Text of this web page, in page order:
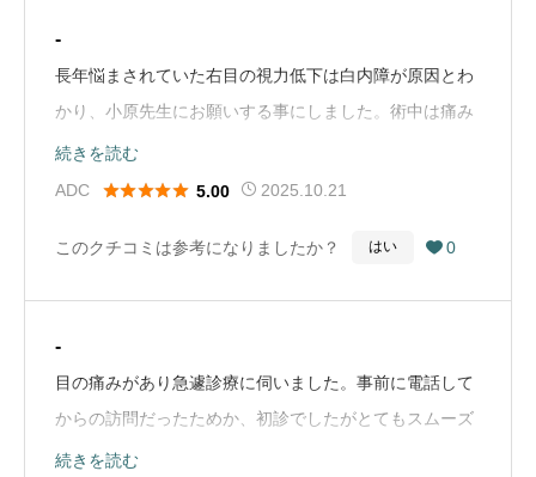
-
長年悩まされていた右目の視力低下は白内障が原因とわ
かり、小原先生にお願いする事にしました。術中は痛み
もなかったうえ、術後は今までの症状が全くなくなりと
ても快適に過ごす事ができています。夜の車の運転も安
た。（Google Mapから引用）
続きを読む
ADC
 5.00 2025.10.21
このクチコミは参考になりましたか？ はい  0
-
目の痛みがあり急遽診療に伺いました。事前に電話して
からの訪問だったためか、初診でしたがとてもスムーズ
に受診でき、受付の方の対応も良かったです。目薬を出
続きを読む